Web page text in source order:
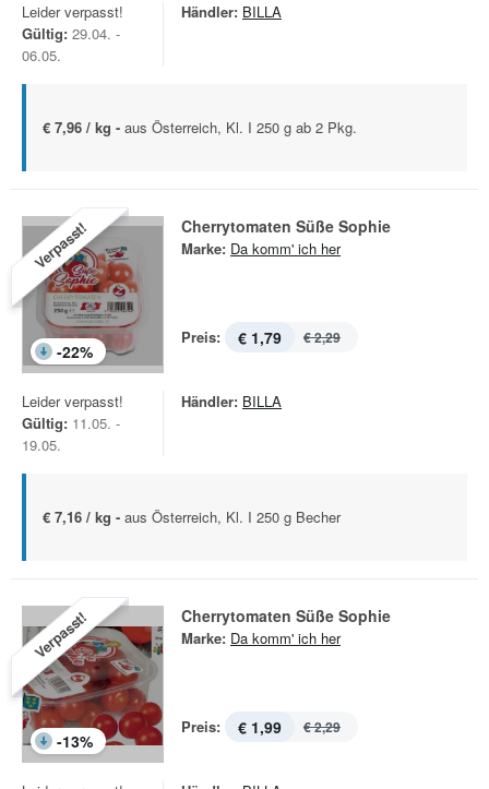
Leider verpasst!
Gültig: 29.04. -
06.05.
Händler: BILLA
€ 7,96 / kg - aus Österreich, Kl. I 250 g ab 2 Pkg.
Verpasst!
-22%
Cherrytomaten Süße Sophie
Marke: Da komm' ich her
Preis: € 1,79 € 2,29
Leider verpasst!
Gültig: 11.05. -
19.05.
Händler: BILLA
€ 7,16 / kg - aus Österreich, Kl. I 250 g Becher
Verpasst!
-13%
Cherrytomaten Süße Sophie
Marke: Da komm' ich her
Preis: € 1,99 € 2,29